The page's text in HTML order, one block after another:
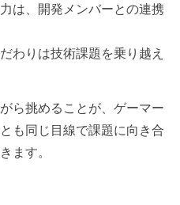
は、開発メンバーとの連携
わりは技術課題を乗り越え
ら挑めることが、ゲーマー
も同じ目線で課題に向き合
ます。